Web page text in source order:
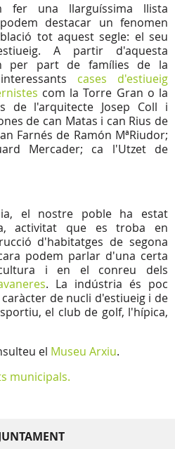
fer una llarguíssima llista
destacar un fenomen
tot aquest segle: el seu
A partir d'aquesta
per part de famílies de la
cases d'estiueig
com la Torre Gran o la
de l'arquitecte Josep Coll i
de can Matas i can Rius de
Farnés de Ramón MªRiudor;
Mercader; ca l'Utzet de
el nostre poble ha estat
activitat que es troba en
d'habitatges de segona
podem parlar d'una certa
i en el conreu dels
. La indústria és poc
de nucli d'estiueig i de
el club de golf, l'hípica,
el Museu Arxiu.
municipals.